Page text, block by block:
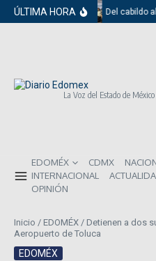
Saltar al contenido
ÚLTIMA HORA Del cabildo
La Voz del Estado de México
EDOMÉX CDMX
INTERNACIONAL
OPINIÓN
Inicio / EDOMÉX / Detienen a dos
Aeropuerto de Toluca
EDOMÉX